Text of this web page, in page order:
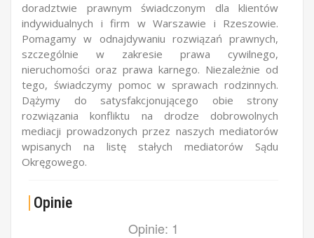
doradztwie prawnym świadczonym dla klientów
indywidualnych i firm w Warszawie i Rzeszowie.
Pomagamy w odnajdywaniu rozwiązań prawnych,
szczególnie w zakresie prawa cywilnego,
nieruchomości oraz prawa karnego. Niezależnie od
tego, świadczymy pomoc w sprawach rodzinnych.
Dążymy do satysfakcjonującego obie strony
rozwiązania konfliktu na drodze dobrowolnych
mediacji prowadzonych przez naszych mediatorów
wpisanych na listę stałych mediatorów Sądu
Okręgowego.
Opinie
Opinie: 1